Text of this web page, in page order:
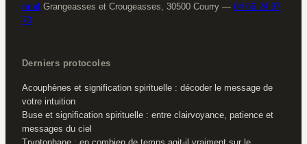
miel Grangeasses et Crougeasses, 30500 Courry — 04 66 24 37
70
Derniers protocoles
Acouphènes et signification spirituelle : décoder le message de
votre intuition
Buse et signification spirituelle : entre clairvoyance, patience et
messages du ciel